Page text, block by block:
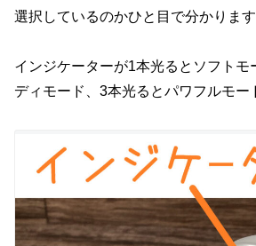
選択しているのかひと目で分かります
インジケーターが1本光るとソフトモ
ディモード、3本光るとパワフルモー